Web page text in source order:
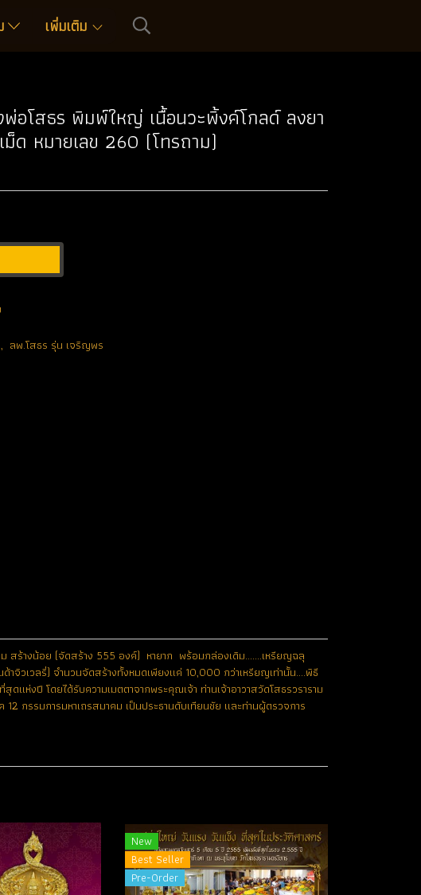
เพิ่มเติม
อโสธร พิมพ์ใหญ่ เนื้อนวะพิ้งค์โกลด์ ลงยา
ด หมายเลข 260 (โทรถาม)
, ลพ.โสธร รุ่น เจริญพร
สร้างน้อย (จัดสร้าง 555 องค์) หายาก พร้อมกล่องเดิม.......เหรียญฉลุ
จิวเวลรี่) จำนวนจัดสร้างทั้งหมดเพียงแค่ 10,000 กว่าเหรียญเท่านั้น....พิธี
ห่งปี โดยได้รับความเมตตาจากพระคุณเจ้า ท่านเจ้าอาวาสวัดโสธรวราราม
กรรมการมหาเถรสมาคม เป็นประธานดับเทียนชัย และท่านผู้ตรวจการ
New
Best Seller
Pre-Order